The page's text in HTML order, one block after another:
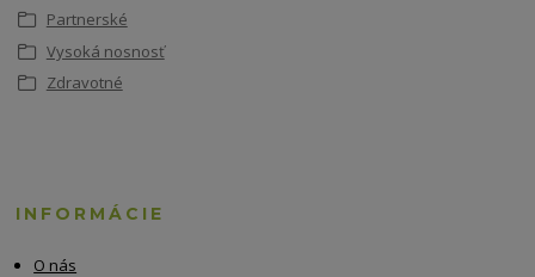
Partnerské
Vysoká nosnosť
Zdravotné
INFORMÁCIE
O nás